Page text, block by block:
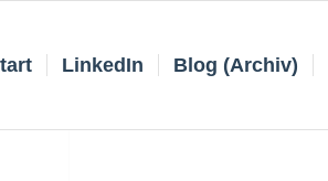
LinkedIn Blog (Archiv)